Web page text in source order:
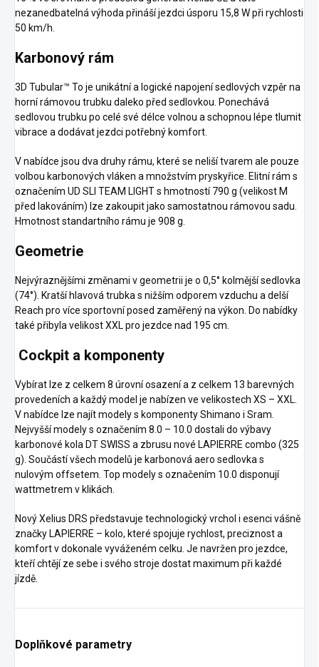
nezanedbatelná výhoda přináší jezdci úsporu 15,8 W při rychlosti
50 km/h.
Karbonový rám
3D Tubular™ To je unikátní a logické napojení sedlových vzpěr na
horní rámovou trubku daleko před sedlovkou. Ponechává
sedlovou trubku po celé své délce volnou a schopnou lépe tlumit
vibrace a dodávat jezdci potřebný komfort.
V nabídce jsou dva druhy rámu, které se neliší tvarem ale pouze
volbou karbonových vláken a množstvím pryskyřice. Elitní rám s
označením UD SLI TEAM LIGHT s hmotností 790 g (velikost M
před lakováním) lze zakoupit jako samostatnou rámovou sadu.
Hmotnost standartního rámu je 908 g.
Geometrie
Nejvýraznějšími změnami v geometrii je o 0,5° kolmější sedlovka
(74°). Kratší hlavová trubka s nižším odporem vzduchu a delší
Reach pro více sportovní posed zaměřený na výkon. Do nabídky
také přibyla velikost XXL pro jezdce nad 195 cm.
Cockpit a komponenty
Vybírat lze z celkem 8 úrovní osazení a z celkem 13 barevných
provedeních a každý model je nabízen ve velikostech XS – XXL.
V nabídce lze najít modely s komponenty Shimano i Sram.
Nejvyšší modely s označením 8.0 – 10.0 dostali do výbavy
karbonové kola DT SWISS a zbrusu nové LAPIERRE combo (325
g). Součástí všech modelů je karbonová aero sedlovka s
nulovým offsetem. Top modely s označením 10.0 disponují
wattmetrem v klikách.
Nový Xelius DRS představuje technologický vrchol i esenci vášně
značky LAPIERRE – kolo, které spojuje rychlost, preciznost a
komfort v dokonale vyváženém celku. Je navržen pro jezdce,
kteří chtějí ze sebe i svého stroje dostat maximum při každé
jízdě.
Doplňkové parametry